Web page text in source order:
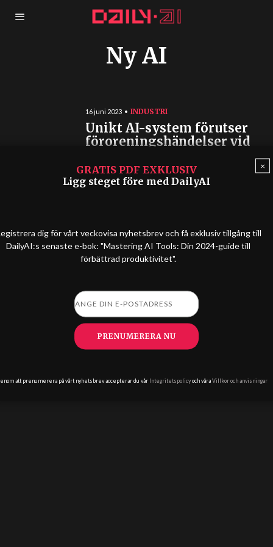
Ny AI
16 juni 2023 INDUSTRI
Unikt AI-system förutser
föroreningshändelser vid
Ett innovativt pilotprojekt i Devon, sydvästra
England, utnyttjar AI för att förutse och
ADVERTISE WITH US|PRIVACY POLICY|TERMS & CONDITIONS
SLAVERY STATEMENT|EDITORIAL POLICY
×
GRATIS PDF EXKLUSIV
Ligg steget före med DailyAI
dig för vårt veckovisa nyhetsbrev och få exklusiv tillgång till
DailyAI:s senaste e-bok: "Mastering AI Tools: Din 2024-guide till
förbättrad produktivitet".
PRENUMERERA NU
att prenumerera på vårt nyhetsbrev accepterar du vår Integritetspolicyoch våraVillkor och anvisningar